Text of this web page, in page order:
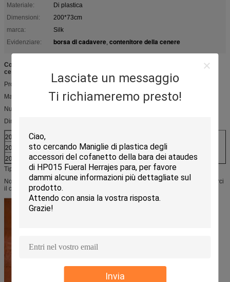
Lasciate un messaggio
Ti richiameremo presto!
Invia
Materiale:
Di plastica
Dimensioni:
200*73cm
marca:
Silk
Evidenziare:
borsa di cadavere, contenitore della cenere
Colore bianco di bassa potenza dell'urna LD01 e della borsa per la polizia,
cerfication ISO9001
Prodotti del dettaglio
Materiale: Plastica
Numero di modo: LD01
Dimensione:
200*75cm
200*90cm
210*75cm
230*90cm
200*100cm
210*100cm
230*100cm
Tipo: Prodotti funerei
Nota: Abbiamo progettista per progettare i tipi customerized. così potete inviarci
il campione. faremo il nostro meglio per soddisfare voi o la vostra società.